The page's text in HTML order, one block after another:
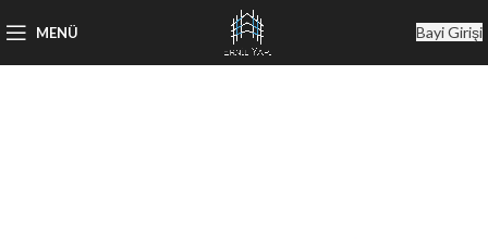
MENÜ Bayi Girişi